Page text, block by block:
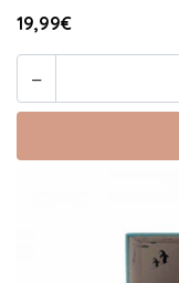
19,99€
-